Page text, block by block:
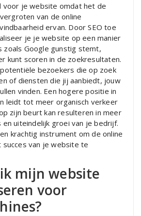
voor je website omdat het de
van de online
ervan. Door SEO toe
je je website op een manier
zoals Google gunstig stemt,
kunt scoren in de zoekresultaten.
bezoekers die op zoek
of diensten die jij aanbiedt, jouw
vinden. Een hogere positie in
leidt tot meer organisch verkeer
zijn beurt kan resulteren in meer
en uiteindelijk groei van je bedrijf.
krachtig instrument om de online
van je website te
mijn website
voor